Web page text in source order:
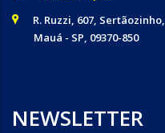
R. Ruzzi, 607, Sertãozinho,
Mauá - SP, 09370-850
NEWSLETTER